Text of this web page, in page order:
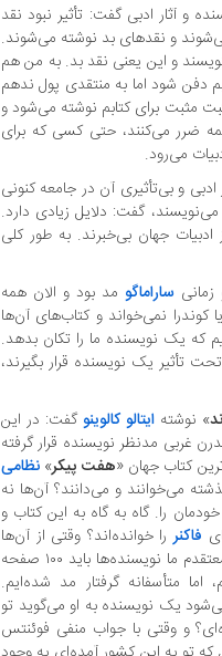
و آثار ادبی گفت:‌ تأثیر نبود نقد
و نقدهای بد نوشته می‌شوند.
و این یعنی نقد بد. به من هم
دفن شود اما به منتقدی پول ندهم
مثبت برای کتابم نوشته می‌شود و
ضرر می‌کنند، حتی کسی که برای
می‌رود.
و بی‌تأثیری آن در جامعه کنونی
گفت:‌ دلایل زیادی دارد.
ادبیات جهان بی‌خبرند. به طور کلی
زمانیساراماگو مد بود و الان همه
کوندرا نمی‌خواند و کتاب‌های آن‌ها
که یک نویسنده ما را تکان بدهد.
تأثیر یک نویسنده قرار بگیرند،
» نوشتهایتالو کالوینو گفت: در این
غربی مدنظر نویسنده قرار گرفته
کتاب جهان «هفت پیکر» نظامی
می‌خوانند و می‌دانند؟ آن‌ها نه
را. گاه به گاه به این کتاب و
فاکنررا خوانده‌اند؟ وقتی از آن‌ها
سوال می‌کنیم اکثرا می‌شنویم یک یا دو کتاب. معتقدم ما نویسنده‌ها باید ۱۰۰ صفحه
متأسفانه گرفتار مد شده‌ایم.
و وقتی با جواب منفی فوئنتس